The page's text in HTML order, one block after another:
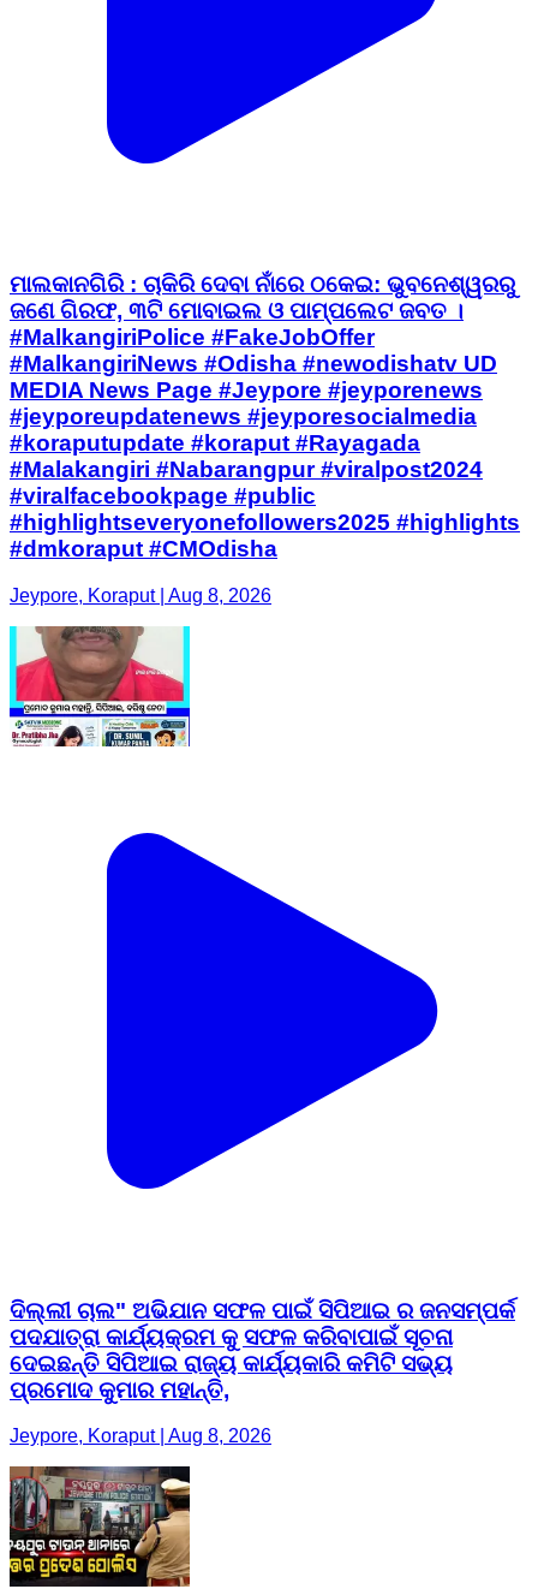
ମାଲକାନଗିରି : ​ଚାକିରି ଦେବା ନାଁରେ ଠକେଇ: ଭୁବନେଶ୍ୱରରୁ
ଜଣେ ଗିରଫ, ୩ଟି ମୋବାଇଲ ଓ ପାମ୍ପଲେଟ ଜବତ ।
#MalkangiriPolice #FakeJobOffer
#MalkangiriNews #Odisha #newodishatv UD
MEDIA News Page #Jeypore #jeyporenews
#jeyporeupdatenews #jeyporesocialmedia
#koraputupdate #koraput #Rayagada
#Malakangiri #Nabarangpur #viralpost2024
#viralfacebookpage #public
#highlightseveryonefollowers2025 #highlights
#dmkoraput #CMOdisha
Jeypore, Koraput | Aug 8, 2026
ଦିଲ୍ଲୀ ଚାଲ" ଅଭିଯାନ ସଫଳ ପାଇଁ ସିପିଆଇ ର ଜନସମ୍ପର୍କ
ପଦଯାତ୍ରା କାର୍ଯ୍ୟକ୍ରମ କୁ ସଫଳ କରିବାପାଇଁ ସୂଚନା
ଦେଇଛନ୍ତି ସିପିଆଇ ରାଜ୍ୟ କାର୍ଯ୍ୟକାରି କମିଟି ସଭ୍ୟ
ପ୍ରମୋଦ କୁମାର ମହାନ୍ତି,
Jeypore, Koraput | Aug 8, 2026